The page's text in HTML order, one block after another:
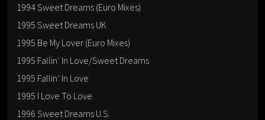
1994 Sweet Dreams (Euro Mixes)
1995 Sweet Dreams UK
1995 Be My Lover (Euro Mixes)
1995 Fallin’ In Love/Sweet Dreams
1995 Fallin’ In Love
1995 I Love To Love
1996 Sweet Dreams U.S.